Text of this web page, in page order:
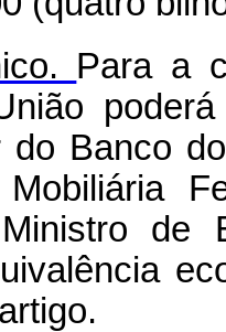
Para a
do Banco
de